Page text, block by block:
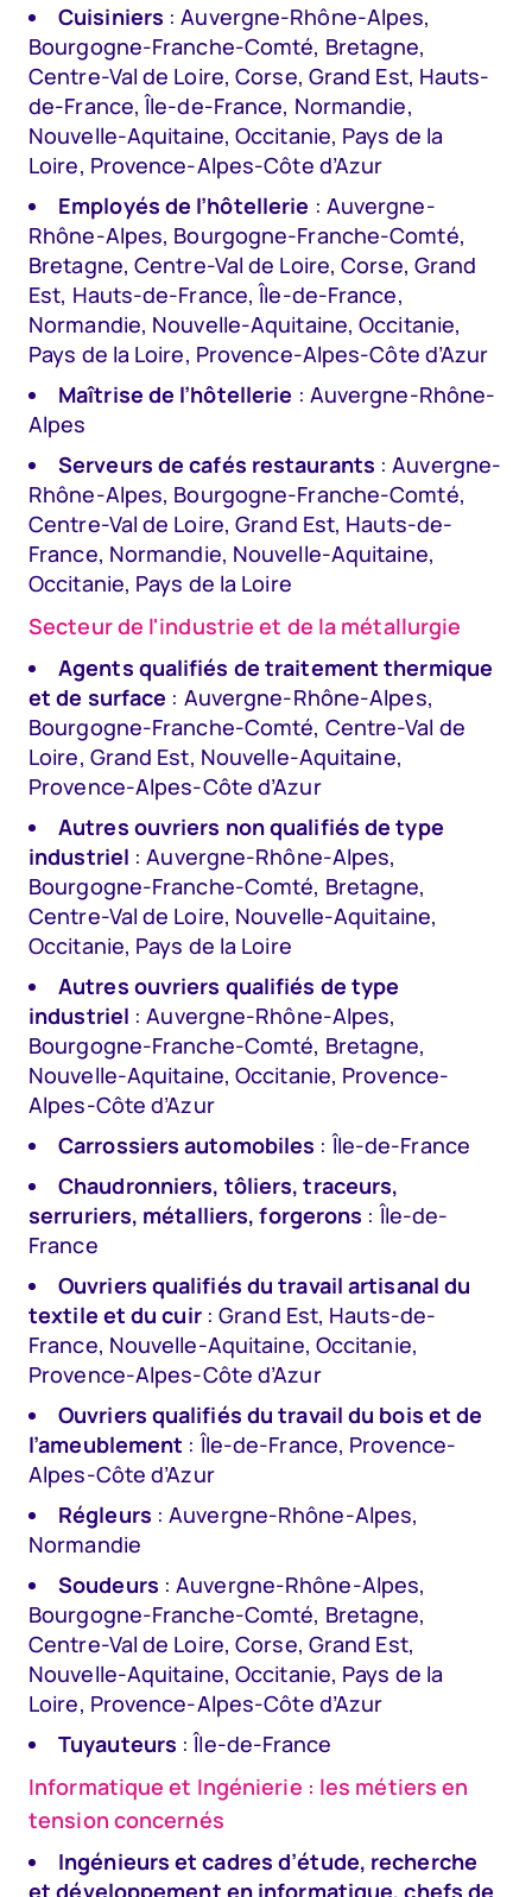
Cuisiniers : Auvergne-Rhône-Alpes,
Bourgogne-Franche-Comté, Bretagne,
Centre-Val de Loire, Corse, Grand Est, Hauts-
de-France, Île-de-France, Normandie,
Nouvelle-Aquitaine, Occitanie, Pays de la
Loire, Provence-Alpes-Côte d’Azur
Employés de l’hôtellerie : Auvergne-
Rhône-Alpes, Bourgogne-Franche-Comté,
Bretagne, Centre-Val de Loire, Corse, Grand
Est, Hauts-de-France, Île-de-France,
Normandie, Nouvelle-Aquitaine, Occitanie,
Pays de la Loire, Provence-Alpes-Côte d’Azur
Maîtrise de l’hôtellerie : Auvergne-Rhône-
Alpes
Serveurs de cafés restaurants : Auvergne-
Rhône-Alpes, Bourgogne-Franche-Comté,
Centre-Val de Loire, Grand Est, Hauts-de-
France, Normandie, Nouvelle-Aquitaine,
Occitanie, Pays de la Loire
Secteur de l'industrie et de la métallurgie
Agents qualifiés de traitement thermique
et de surface : Auvergne-Rhône-Alpes,
Bourgogne-Franche-Comté, Centre-Val de
Loire, Grand Est, Nouvelle-Aquitaine,
Provence-Alpes-Côte d’Azur
Autres ouvriers non qualifiés de type
industriel : Auvergne-Rhône-Alpes,
Bourgogne-Franche-Comté, Bretagne,
Centre-Val de Loire, Nouvelle-Aquitaine,
Occitanie, Pays de la Loire
Autres ouvriers qualifiés de type
industriel : Auvergne-Rhône-Alpes,
Bourgogne-Franche-Comté, Bretagne,
Nouvelle-Aquitaine, Occitanie, Provence-
Alpes-Côte d’Azur
Carrossiers automobiles : Île-de-France
Chaudronniers, tôliers, traceurs,
serruriers, métalliers, forgerons : Île-de-
France
Ouvriers qualifiés du travail artisanal du
textile et du cuir: Grand Est, Hauts-de-
France, Nouvelle-Aquitaine, Occitanie,
Provence-Alpes-Côte d’Azur
Ouvriers qualifiés du travail du bois et de
l’ameublement : Île-de-France, Provence-
Alpes-Côte d’Azur
Régleurs : Auvergne-Rhône-Alpes,
Normandie
Soudeurs : Auvergne-Rhône-Alpes,
Bourgogne-Franche-Comté, Bretagne,
Centre-Val de Loire, Corse, Grand Est,
Nouvelle-Aquitaine, Occitanie, Pays de la
Loire, Provence-Alpes-Côte d’Azur
Tuyauteurs : Île-de-France
Informatique et Ingénierie : les métiers en
tension concernés
Ingénieurs et cadres d’étude, recherche
et développement en informatique, chefs de